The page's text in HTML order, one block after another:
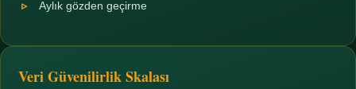
Aylık gözden geçirme
Veri Güvenilirlik Skalası